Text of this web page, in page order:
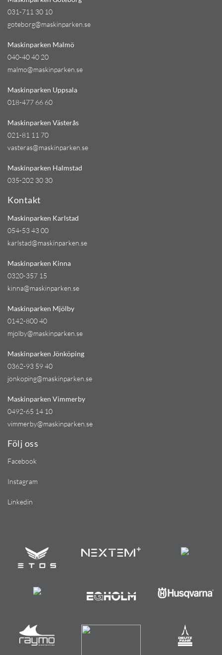
031-711 30 10
goteborg@maskinparken.se
Maskinparken Malmö
040-40 40 20
malmo@maskinparken.se
Maskinparken Uppsala
018-477 66 60
Maskinparken Västerås
021-81 11 70
vasteras@maskinparken.se
Maskinparken Halmstad
035-202 30 30
Kontakt
Maskinparken Karlstad
054-53 43 00
karlstad@maskinparken.se
Maskinparken Kinna
0320-357 15
kinna@maskinparken.se
Maskinparken Mjölby
0142-800 40
mjolby@maskinparken.se
Maskinparken Jönköping
0362-93 59 40
jonkoping@maskinparken.se
Maskinparken Vimmerby
0492-65 14 10
vimmerby@maskinparken.se
Följ oss
Facebook
Instagram
Linkedin